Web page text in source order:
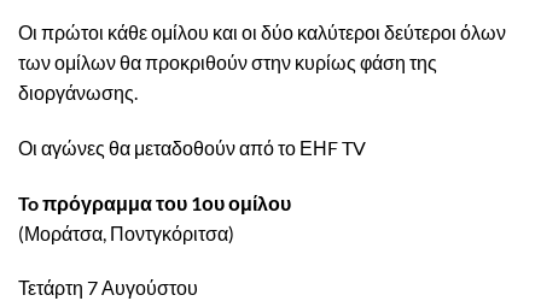
Οι πρώτοι κάθε ομίλου και οι δύο καλύτεροι δεύτεροι όλων
των ομίλων θα προκριθούν στην κυρίως φάση της
διοργάνωσης.
Οι αγώνες θα μεταδοθούν από το ΕΗF TV
To πρόγραμμα του 1ου ομίλου
(Μοράτσα, Ποντγκόριτσα)
Τετάρτη 7 Αυγούστου